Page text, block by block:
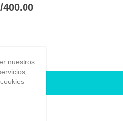
400.00
nuestros